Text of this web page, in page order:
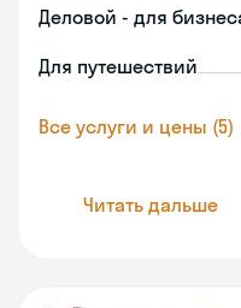
Деловой - для
Для путешествий
Все услуги и цены (5)
Читать дальше